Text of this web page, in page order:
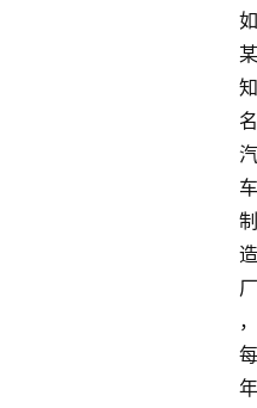
如
某
知
名
汽
车
制
造
厂
，
每
年